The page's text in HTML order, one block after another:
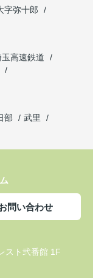
字弥十郎
玉高速鉄道
部
武里
問い合わせ
スト弐番館 1F